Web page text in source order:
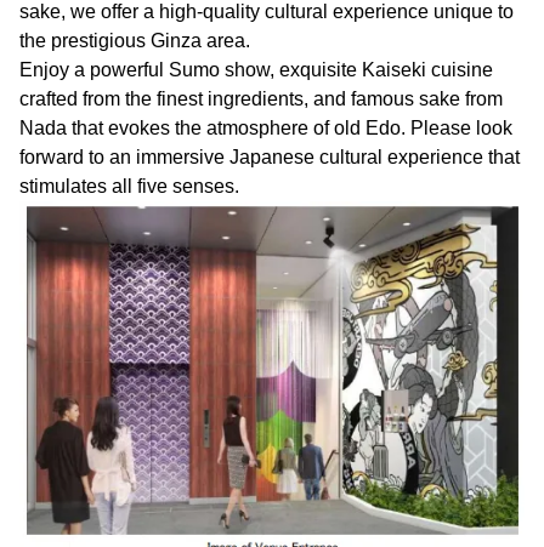
sake, we offer a high-quality cultural experience unique to
the prestigious Ginza area.
Enjoy a powerful Sumo show, exquisite Kaiseki cuisine
crafted from the finest ingredients, and famous sake from
Nada that evokes the atmosphere of old Edo. Please look
forward to an immersive Japanese cultural experience that
stimulates all five senses.